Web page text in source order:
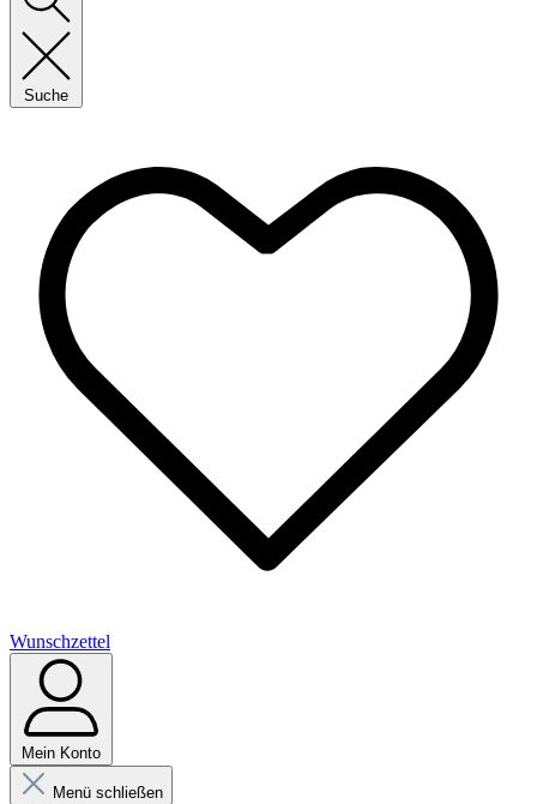
Suche
Wunschzettel
Mein Konto
Menü schließen